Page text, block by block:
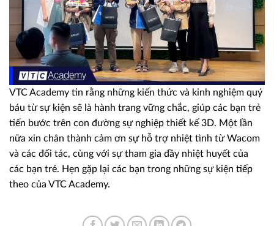
VTC Academy tin rằng những kiến thức và kinh nghiệm quý
báu từ sự kiện sẽ là hành trang vững chắc, giúp các bạn trẻ
tiến bước trên con đường sự nghiệp thiết kế 3D. Một lần
nữa xin chân thành cảm ơn sự hỗ trợ nhiệt tình từ Wacom
và các đối tác, cùng với sự tham gia đầy nhiệt huyết của
các bạn trẻ. Hẹn gặp lại các bạn trong những sự kiện tiếp
theo của VTC Academy.